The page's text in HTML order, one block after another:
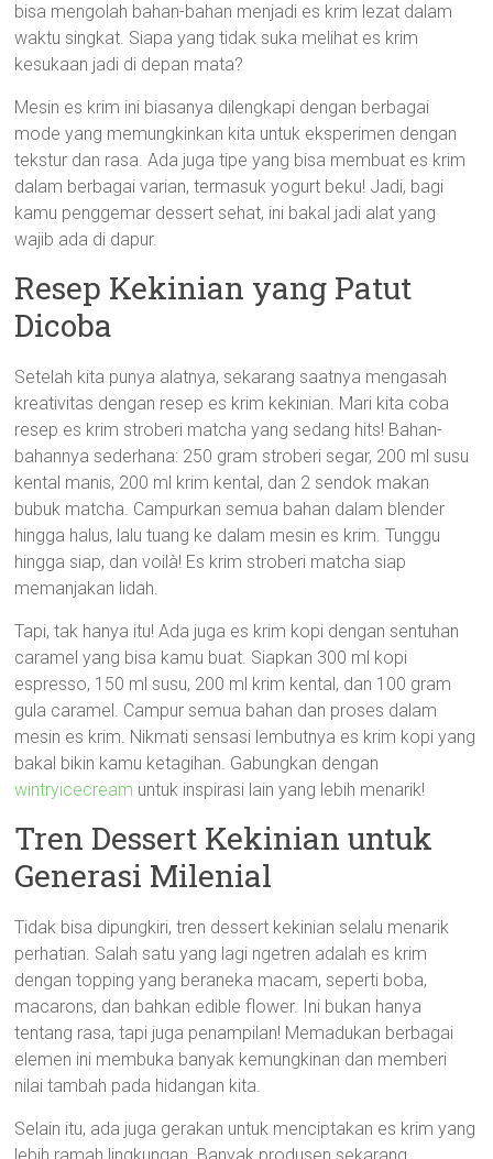
bisa mengolah bahan-bahan menjadi es krim lezat dalam
waktu singkat. Siapa yang tidak suka melihat es krim
kesukaan jadi di depan mata?
Mesin es krim ini biasanya dilengkapi dengan berbagai
mode yang memungkinkan kita untuk eksperimen dengan
tekstur dan rasa. Ada juga tipe yang bisa membuat es krim
dalam berbagai varian, termasuk yogurt beku! Jadi, bagi
kamu penggemar dessert sehat, ini bakal jadi alat yang
wajib ada di dapur.
Resep Kekinian yang Patut
Dicoba
Setelah kita punya alatnya, sekarang saatnya mengasah
kreativitas dengan resep es krim kekinian. Mari kita coba
resep es krim stroberi matcha yang sedang hits! Bahan-
bahannya sederhana: 250 gram stroberi segar, 200 ml susu
kental manis, 200 ml krim kental, dan 2 sendok makan
bubuk matcha. Campurkan semua bahan dalam blender
hingga halus, lalu tuang ke dalam mesin es krim. Tunggu
hingga siap, dan voilà! Es krim stroberi matcha siap
memanjakan lidah.
Tapi, tak hanya itu! Ada juga es krim kopi dengan sentuhan
caramel yang bisa kamu buat. Siapkan 300 ml kopi
espresso, 150 ml susu, 200 ml krim kental, dan 100 gram
gula caramel. Campur semua bahan dan proses dalam
mesin es krim. Nikmati sensasi lembutnya es krim kopi yang
bakal bikin kamu ketagihan. Gabungkan dengan
wintryicecream untuk inspirasi lain yang lebih menarik!
Tren Dessert Kekinian untuk
Generasi Milenial
Tidak bisa dipungkiri, tren dessert kekinian selalu menarik
perhatian. Salah satu yang lagi ngetren adalah es krim
dengan topping yang beraneka macam, seperti boba,
macarons, dan bahkan edible flower. Ini bukan hanya
tentang rasa, tapi juga penampilan! Memadukan berbagai
elemen ini membuka banyak kemungkinan dan memberi
nilai tambah pada hidangan kita.
Selain itu, ada juga gerakan untuk menciptakan es krim yang